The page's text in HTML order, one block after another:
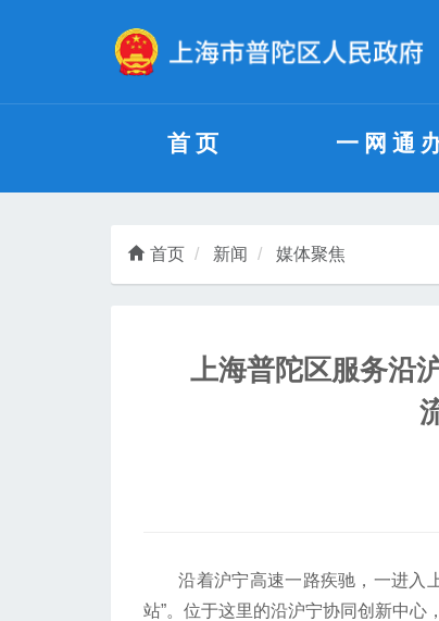
首页 一网通
首页 新闻 媒体聚焦
上海普陀区服务沿
沿着沪宁高速一路疾驰，一进入上
站”。位于这里的沿沪宁协同创新中心